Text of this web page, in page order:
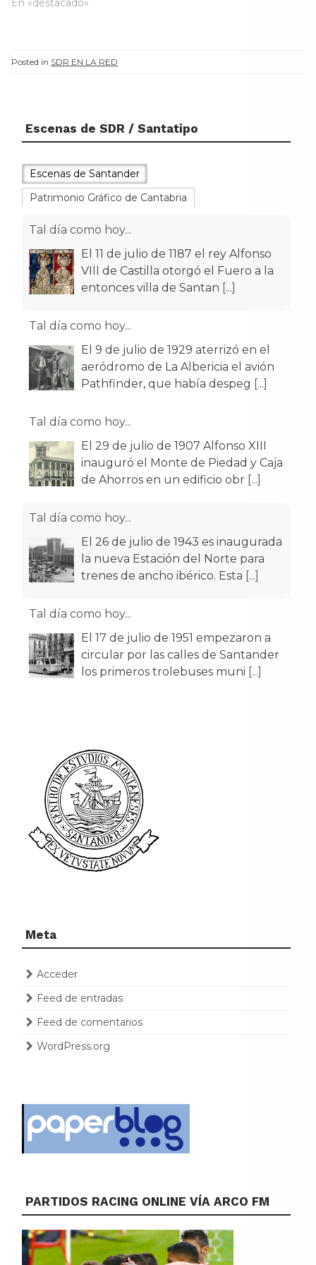
En «destacado»
Posted in SDR EN LA RED
Escenas de SDR / Santatipo
Escenas de Santander
Patrimonio Gráfico de Cantabria
Tal día como hoy...
El 11 de julio de 1187 el rey Alfonso
VIII de Castilla otorgó el Fuero a la
entonces villa de Santan [...]
Tal día como hoy...
El 9 de julio de 1929 aterrizó en el
aeródromo de La Albericia el avión
Pathfinder, que había despeg [...]
Tal día como hoy...
El 29 de julio de 1907 Alfonso XIII
inauguró el Monte de Piedad y Caja
de Ahorros en un edificio obr [...]
Tal día como hoy...
El 26 de julio de 1943 es inaugurada
la nueva Estación del Norte para
trenes de ancho ibérico. Esta [...]
Tal día como hoy...
El 17 de julio de 1951 empezaron a
circular por las calles de Santander
los primeros trolebuses muni [...]
Meta
Acceder
Feed de entradas
Feed de comentarios
WordPress.org
PARTIDOS RACING ONLINE VÍA ARCO FM